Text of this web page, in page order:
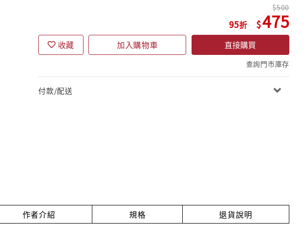
95
500
475
收藏 加入購物車 直接購買
查詢門市庫存
付款/配送
作者介紹 規格 退貨說明